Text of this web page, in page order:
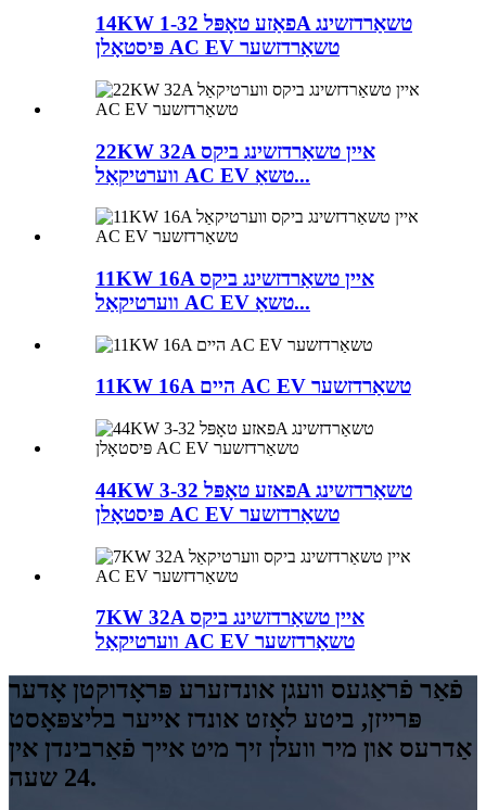
14KW 1-פאַזע טאָפּל 32A טשאַרדזשינג
פּיסטאָלן AC EV טשאַרדזשער
22KW 32A איין טשאַרדזשינג ביקס
ווערטיקאַל AC EV טשאַ...
11KW 16A איין טשאַרדזשינג ביקס
ווערטיקאַל AC EV טשאַ...
11KW 16A היים AC EV טשאַרדזשער
44KW 3-פאזע טאָפּל 32A טשאַרדזשינג
פּיסטאָלן AC EV טשאַרדזשער
7KW 32A איין טשאַרדזשינג ביקס
ווערטיקאַל AC EV טשאַרדזשער
פֿאַר פֿראַגעס וועגן אונדזערע פּראָדוקטן אָדער
פּרייזן, ביטע לאָזט אונדז אייער בליצפּאָסט
אַדרעס און מיר וועלן זיך מיט אייך פֿאַרבינדן אין
24 שעה.